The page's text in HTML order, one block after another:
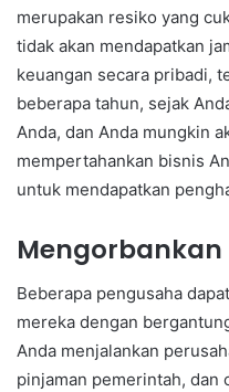
merupakan resiko yang
tidak akan mendapatkan
keuangan secara pribadi,
beberapa tahun, sejak
Anda, dan Anda mungkin
mempertahankan bisnis
untuk mendapatkan
Beberapa pengusaha
mereka dengan
Anda menjalankan
pinjaman pemerintah, dan